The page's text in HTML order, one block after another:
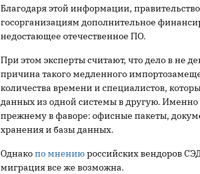
Благодаря этой информации,
госорганизациям дополнительное
недостающее отечественное ПО.
При этом эксперты считают, что дело в не
причина такого медленного
количества времени и специалистов,
данных из одной системы в другую.
прежнему в фаворе: офисные пакеты,
хранения и базы данных.
Однако по мнению российских вендоров
миграция все же возможна.